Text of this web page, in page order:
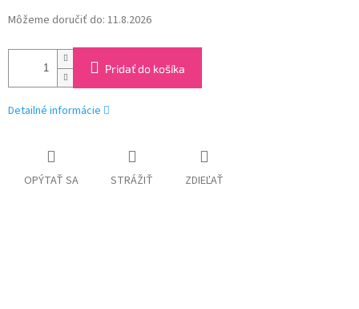
Môžeme doručiť do: 11.8.2026
Pridať do košíka
Detailné informácie
OPÝTAŤ SA STRÁŽIŤ ZDIEĽAŤ